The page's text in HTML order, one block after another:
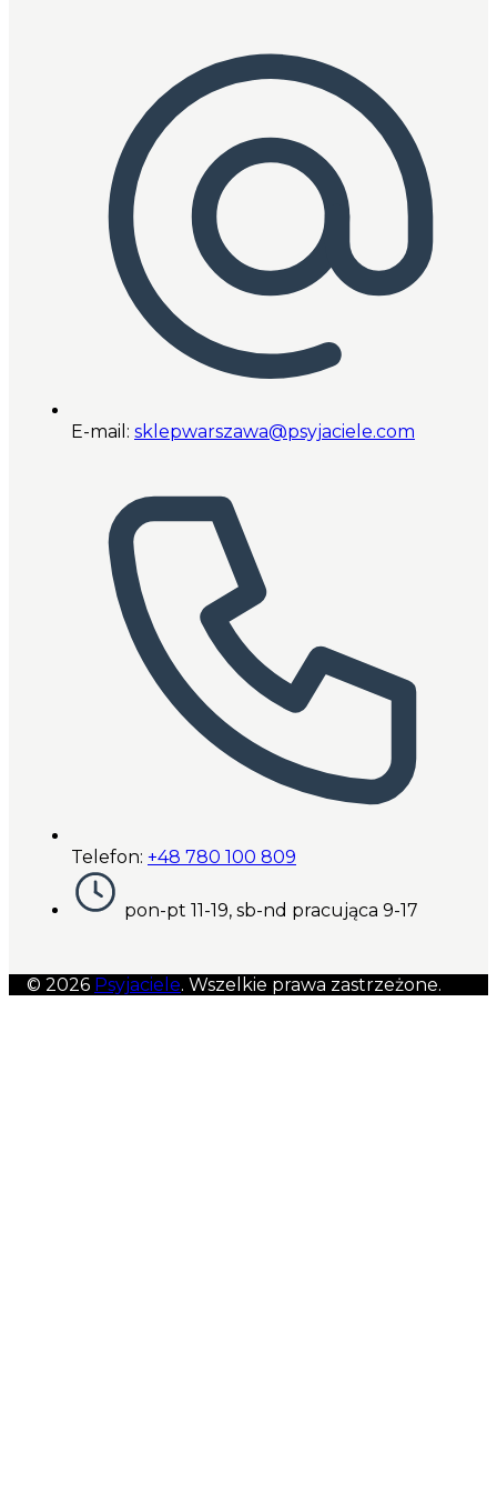
E-mail: sklepwarszawa@psyjaciele.com
Telefon: +48 780 100 809
pon-pt 11-19, sb-nd pracująca 9-17
© 2026 Psyjaciele. Wszelkie prawa zastrzeżone.